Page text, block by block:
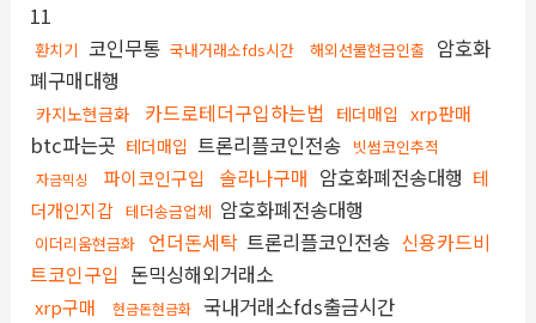
11
환치기 코인무통 국내거래소fds시간 해외선물현금인출
암호화
폐구매대행
카지노현금화 카드로테더구입하는법 테더매입 xrp판매
btc파는곳 테더매입 트론리플코인전송 빗썸코인추적
자금믹싱 파이코인구입 솔라나구매 암호화폐전송대행 테
더개인지갑 테더송금업체 암호화폐전송대행
이더리움현금화 언더돈세탁 트론리플코인전송 신용카드비
트코인구입 돈믹싱해외거래소
xrp구매 현금돈현금화 국내거래소fds출금시간